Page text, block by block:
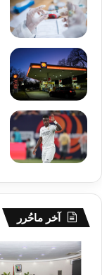
آخر ماحُرر